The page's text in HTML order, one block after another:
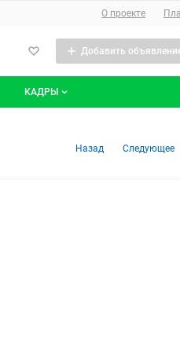
О сайте
О проекте
Добавить
КАДРЫ
Назад Следующее